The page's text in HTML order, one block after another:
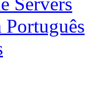
Português